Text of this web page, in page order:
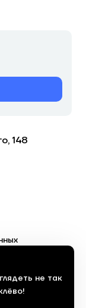
148
не так